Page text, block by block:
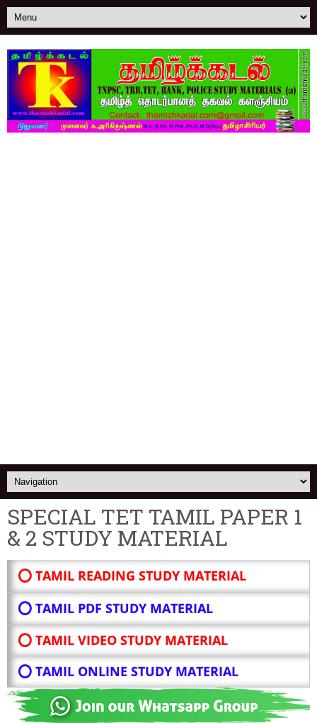
SPECIAL TET TAMIL PAPER 1
& 2 STUDY MATERIAL
⭕ TAMIL READING STUDY MATERIAL
⭕ TAMIL PDF STUDY MATERIAL
⭕ TAMIL VIDEO STUDY MATERIAL
⭕ TAMIL ONLINE STUDY MATERIAL